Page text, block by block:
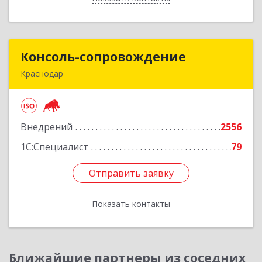
Консоль-сопровождение
Краснодар
Внедрений
2556
1С:Специалист
79
Отправить заявку
Показать контакты
Консоль-сопровождение
Подробнее
Отправить заявку
Назад
Ближайшие партнеры из соседних